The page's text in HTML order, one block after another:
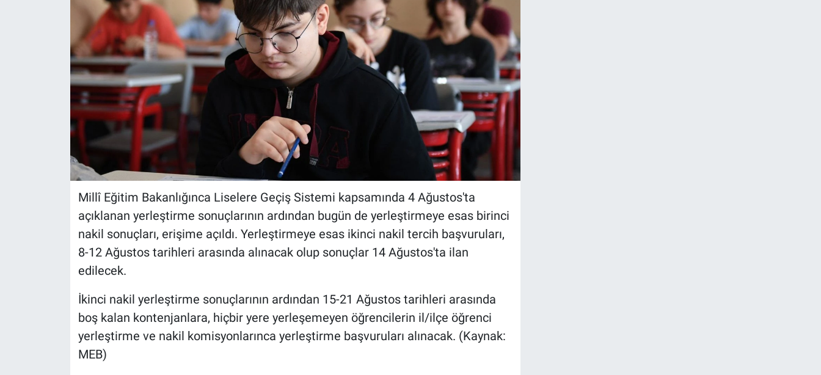
Millî Eğitim Bakanlığınca Liselere Geçiş Sistemi kapsamında 4 Ağustos'ta
açıklanan yerleştirme sonuçlarının ardından bugün de yerleştirmeye esas birinci
nakil sonuçları, erişime açıldı. Yerleştirmeye esas ikinci nakil tercih başvuruları,
8-12 Ağustos tarihleri arasında alınacak olup sonuçlar 14 Ağustos'ta ilan
edilecek.
İkinci nakil yerleştirme sonuçlarının ardından 15-21 Ağustos tarihleri arasında
boş kalan kontenjanlara, hiçbir yere yerleşemeyen öğrencilerin il/ilçe öğrenci
yerleştirme ve nakil komisyonlarınca yerleştirme başvuruları alınacak. (Kaynak:
MEB)